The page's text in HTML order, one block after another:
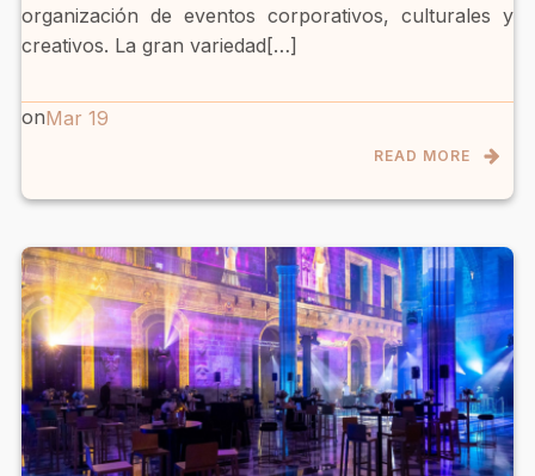
organización de eventos corporativos, culturales y
creativos. La gran variedad[…]
onMar 19
READ MORE